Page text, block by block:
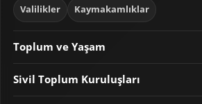
Valilikler Kaymakamlıklar
Toplum ve Yaşam
Sivil Toplum Kuruluşları